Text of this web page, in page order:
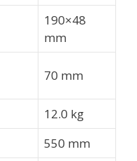
190×48
mm
70 mm
12.0 kg
550 mm